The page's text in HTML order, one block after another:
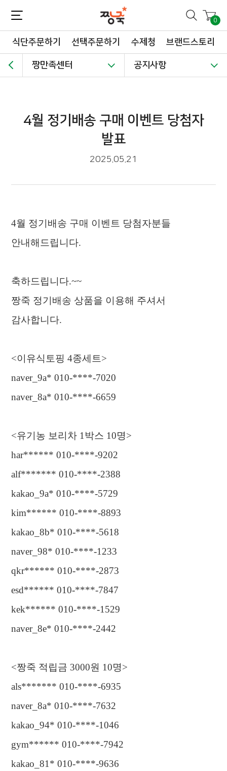
0
식단주문하기 선택주문하기 수제청 브랜드스토리
짱만족센터 공지사항
4월 정기배송 구매 이벤트 당첨자
발표
2025.05.21
4월 정기배송 구매 이벤트 당첨자분들
안내해드립니다.
축하드립니다.~~
짱죽 정기배송 상품을 이용해 주셔서
감사합니다.
<이유식토핑4종세트>
naver_9a* 010-****-7020
naver_8a* 010-****-6659
<유기농 보리차 1 박스 10명>
har****** 010-****-9202
alf******* 010-****-2388
kakao_9a* 010-****-5729
kim****** 010-****-8893
kakao_8b* 010-****-5618
naver_98* 010-****-1233
qkr****** 010-****-2873
esd****** 010-****-7847
kek****** 010-****-1529
naver_8e* 010-****-2442
<짱죽 적립금 3000원 10명>
als******* 010-****-6935
naver_8a* 010-****-7632
kakao_94* 010-****-1046
gym****** 010-****-7942
kakao_81* 010-****-9636